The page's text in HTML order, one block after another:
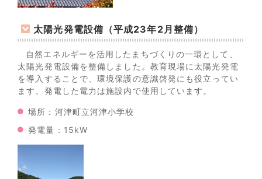
太陽光発電設備（平成23年2月整備）
自然エネルギーを活用したまちづくりの一環として、
太陽光発電設備を整備しました。教育現場に太陽光発電
を導入することで、環境保護の意識啓発にも役立ってい
ます。発電した電力は施設内で使用しています。
場所：河津町立河津小学校
発電量：15kW